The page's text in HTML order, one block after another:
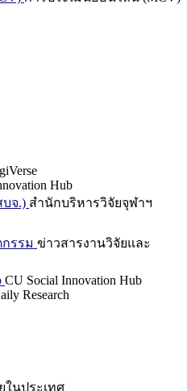
Hub
จ.) สำนักบริหารวิจัยจุฬาฯ
รรม ข่าวสารงานวิจัยและ
CU Social Innovation Hub
Research
ในประเทศ